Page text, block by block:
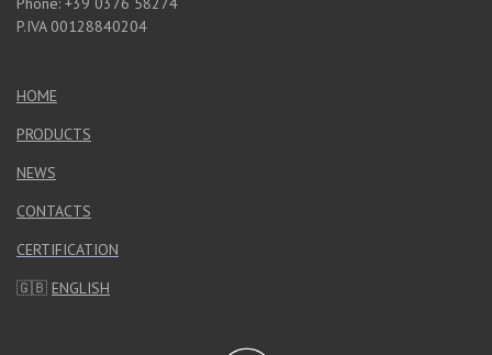
P.IVA 00128840204
HOME
PRODUCTS
NEWS
CONTACTS
CERTIFICATION
🇬🇧 ENGLISH